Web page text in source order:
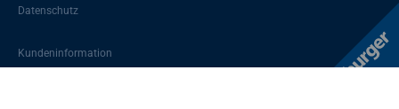
Datenschutz
Kundeninformation